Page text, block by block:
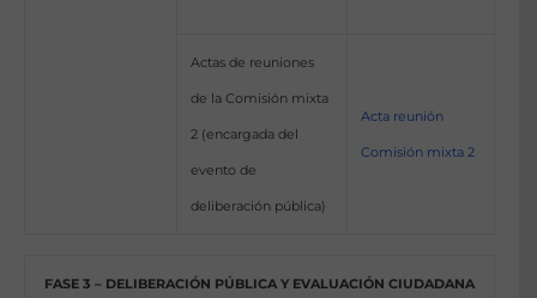
Actas de reuniones
de la Comisión mixta
2 (encargada del
evento de
deliberación pública)
Acta reunión
Comisión mixta 2
FASE 3 – DELIBERACIÓN PÚBLICA Y EVALUACIÓN CIUDADANA